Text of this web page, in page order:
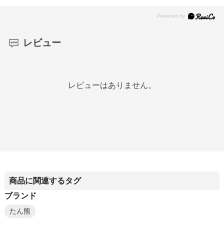
レビュー
レビューはありません。
商品に関連するタグ
ブランド
たん熊